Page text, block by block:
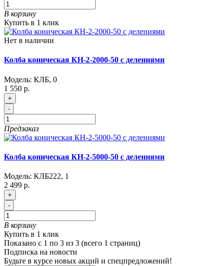
В корзину
Купить в 1 клик
Нет в наличии
Колба коническая КН-2-2000-50 с делениями
Модель: КЛБ, 0
1 550 р.
+
-
Предзаказ
Колба коническая КН-2-5000-50 с делениями
Модель: КЛБ222, 1
2 499 р.
+
-
В корзину
Купить в 1 клик
Показано с 1 по 3 из 3 (всего 1 страниц)
Подписка на новости
Будьте в курсе новых акций и спецпредложений!